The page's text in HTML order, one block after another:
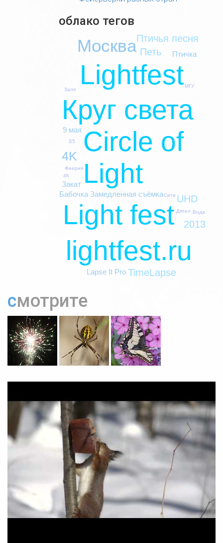
облако тегов
Circle of
Light
Круг света
Light fest
Lightfest
lightfest.ru
Москва
4K
TimeLapse
UHD
2013
Петь
Птичья песня
Замедленная съёмка
Птичка
Lapse It Pro
Бабочка
9 мая
Закат
Дятел
S5
МГУ
Феерия
4К
Вода
Залп
Сити
смотрите